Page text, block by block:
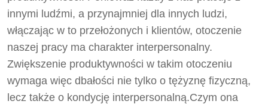
innymi ludźmi, a przynajmniej dla innych ludzi,
włączając w to przełożonych i klientów, otoczenie
naszej pracy ma charakter interpersonalny.
Zwiększenie produktywności w takim otoczeniu
wymaga więc dbałości nie tylko o tężyznę fizyczną,
lecz także o kondycję interpersonalną.Czym ona